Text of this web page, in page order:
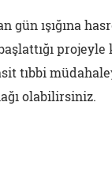
ışığına
tıbbi
olabilirsiniz.